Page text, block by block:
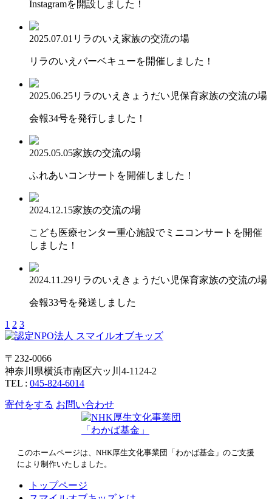
Instagramを開設しました！
2025.07.01 リラのいえ 家族の交流の場
リラのいえバーベキューを開催しました！
2025.06.25リラのいえ きょうだい児保育家族の交流の場
会報34号を発行しました！
2025.05.05家族の交流の場
ふれあいコンサートを開催しました！
2024.12.15家族の交流の場
こども医療センター重心施設でミニコンサートを開催
しました！
2024.11.29リラのいえ きょうだい児保育家族の交流の場
会報33号を発送しました
1 2 3
〒232-0066
神奈川県横浜市南区六ッ川4-1124-2
TEL : 045-824-6014
寄付をする お問い合わせ
このホームページは、NHK厚生文化事業団「わかば基金」のご支援
により制作いたしました。
トップページ